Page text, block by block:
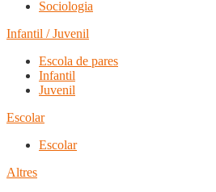
Sociologia
Infantil / Juvenil
Escola de pares
Infantil
Juvenil
Escolar
Escolar
Altres